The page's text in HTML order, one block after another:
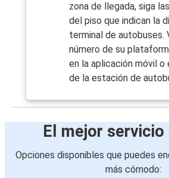
zona de llegada, siga
del piso que indican la
terminal de autobuses.
número de su
en la aplicación móvil o
de la estación de
El mejor servicio
Opciones disponibles que puedes
más cómodo: